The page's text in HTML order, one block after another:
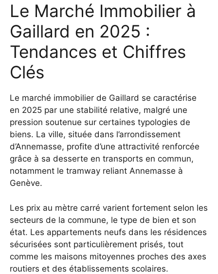
Le Marché Immobilier à
Gaillard en 2025 :
Tendances et Chiffres
Clés
Le marché immobilier de Gaillard se caractérise
en 2025 par une stabilité relative, malgré une
pression soutenue sur certaines typologies de
biens. La ville, située dans l’arrondissement
d’Annemasse, profite d’une attractivité renforcée
grâce à sa desserte en transports en commun,
notamment le tramway reliant Annemasse à
Genève.
Les prix au mètre carré varient fortement selon les
secteurs de la commune, le type de bien et son
état. Les appartements neufs dans les résidences
sécurisées sont particulièrement prisés, tout
comme les maisons mitoyennes proches des axes
routiers et des établissements scolaires.